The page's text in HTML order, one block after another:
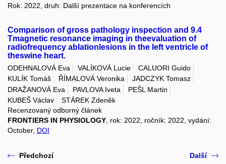
Rok: 2022, druh: Další prezentace na konferencích
Comparison of gross pathology inspection and 9.4
Tmagnetic resonance imaging in theevaluation of
radiofrequency ablationlesions in the left ventricle of
theswine heart.
ODEHNALOVÁ Eva VALÍKOVÁ Lucie
CALUORI Guido
KULÍK Tomáš
ŘÍMALOVÁ Veronika
JADCZYK Tomasz
DRAŽANOVÁ Eva
PAVLOVA Iveta
PEŠL Martin
KUBEŠ Václav
STÁREK Zdeněk
Recenzovaný odborný článek
FRONTIERS IN PHYSIOLOGY , rok: 2022, ročník: 2022, vydání:
October, DOI
Předchozí Další